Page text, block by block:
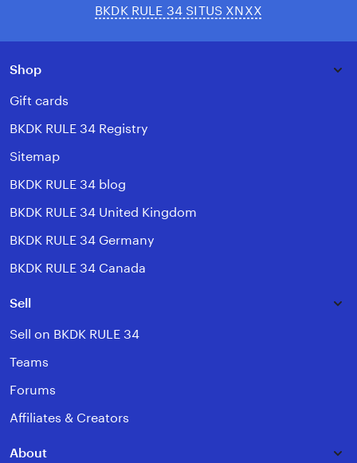
BKDK RULE 34 SITUS XNXX
Shop
Gift cards
BKDK RULE 34 Registry
Sitemap
BKDK RULE 34 blog
BKDK RULE 34 United Kingdom
BKDK RULE 34 Germany
BKDK RULE 34 Canada
Sell
Sell on BKDK RULE 34
Teams
Forums
Affiliates & Creators
About